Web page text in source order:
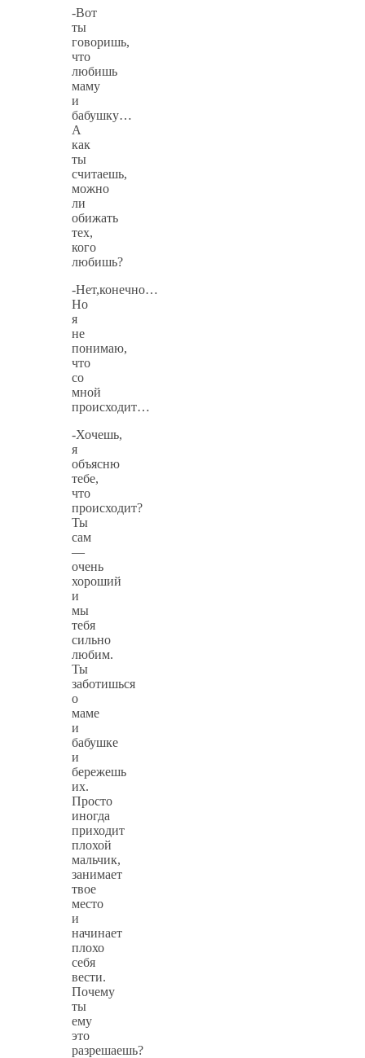
-Вот
ты
говоришь,
что
любишь
маму
и
бабушку…
А
как
ты
считаешь,
можно
ли
обижать
тех,
кого
любишь?
-Нет,конечно…
Но
я
не
понимаю,
что
со
мной
происходит…
-Хочешь,
я
объясню
тебе,
что
происходит?
Ты
сам
—
очень
хороший
и
мы
тебя
сильно
любим.
Ты
заботишься
о
маме
и
бабушке
и
бережешь
их.
Просто
иногда
приходит
плохой
мальчик,
занимает
твое
место
и
начинает
плохо
себя
вести.
Почему
ты
ему
это
разрешаешь?